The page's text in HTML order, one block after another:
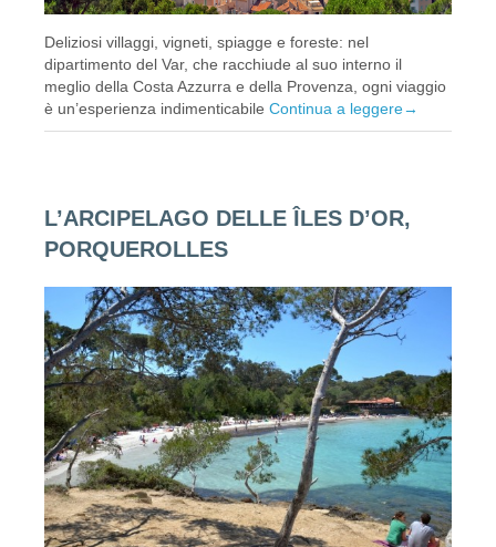
Deliziosi villaggi, vigneti, spiagge e foreste: nel
dipartimento del Var, che racchiude al suo interno il
meglio della Costa Azzurra e della Provenza, ogni viaggio
è un’esperienza indimenticabile Continua a leggere→
L’ARCIPELAGO DELLE ÎLES D’OR,
PORQUEROLLES